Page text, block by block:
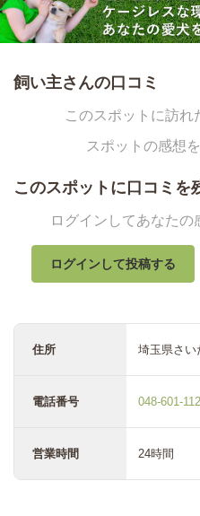
飼い主さんの口コミ
このスポットに訪れ
スポットの感想
このスポットに口コミを
ログインしてあなた
ログインして投稿する
住所 埼玉県さい
電話番号 048-601-
営業時間 24時間